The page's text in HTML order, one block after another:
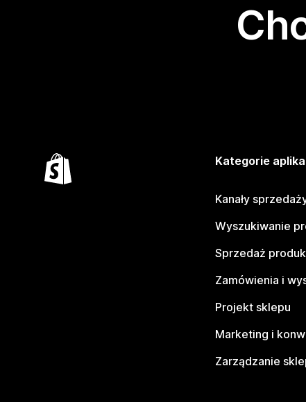
Kategorie
Kanały
Wyszukiwanie
Sprzedaż
Zamówienia i
Projekt sklepu
Marketing i
Zarządzanie